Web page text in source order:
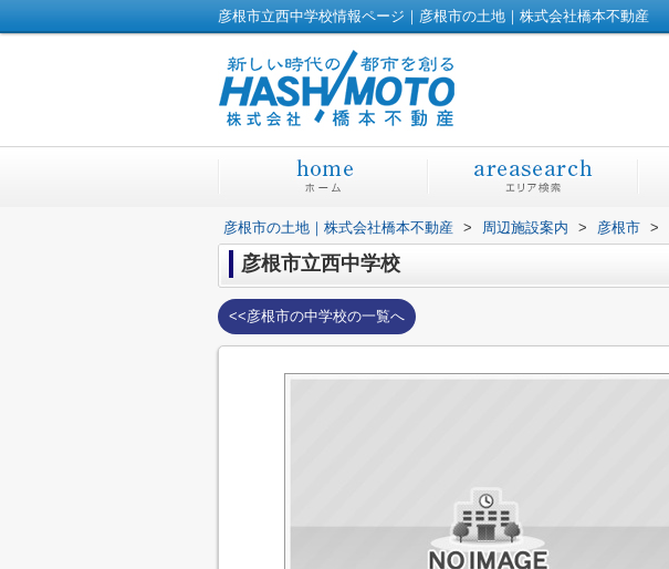
彦根市立西中学校情報ページ｜彦根市の土地｜株式会社橋本不動産
彦根市の土地｜株式会社橋本不動産 > 周辺施設案内 > 彦根市 >
彦根市立西中学校
<<彦根市の中学校の一覧へ